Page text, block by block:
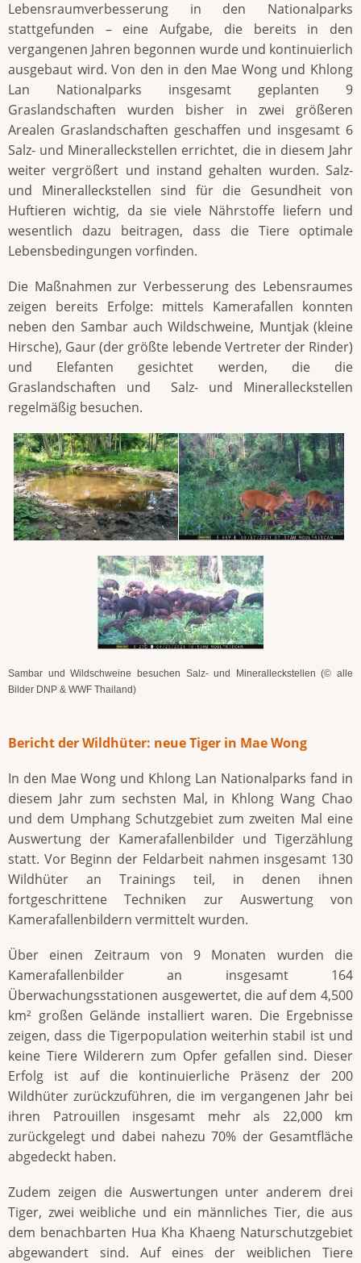
Lebensraumverbesserung in den Nationalparks
stattgefunden – eine Aufgabe, die bereits in den
vergangenen Jahren begonnen wurde und kontinuierlich
ausgebaut wird. Von den in den Mae Wong und Khlong
Lan Nationalparks insgesamt geplanten 9
Graslandschaften wurden bisher in zwei größeren
Arealen Graslandschaften geschaffen und insgesamt 6
Salz- und Mineralleckstellen errichtet, die in diesem Jahr
weiter vergrößert und instand gehalten wurden. Salz-
und Mineralleckstellen sind für die Gesundheit von
Huftieren wichtig, da sie viele Nährstoffe liefern und
wesentlich dazu beitragen, dass die Tiere optimale
Lebensbedingungen vorfinden.
Die Maßnahmen zur Verbesserung des Lebensraumes
zeigen bereits Erfolge: mittels Kamerafallen konnten
neben den Sambar auch Wildschweine, Muntjak (kleine
Hirsche), Gaur (der größte lebende Vertreter der Rinder)
und Elefanten gesichtet werden, die die
Graslandschaften und Salz- und Mineralleckstellen
regelmäßig besuchen.
Sambar und Wildschweine besuchen Salz- und Mineralleckstellen (© alle
Bilder DNP & WWF Thailand)
Bericht der Wildhüter: neue Tiger in Mae Wong
In den Mae Wong und Khlong Lan Nationalparks fand in
diesem Jahr zum sechsten Mal, in Khlong Wang Chao
und dem Umphang Schutzgebiet zum zweiten Mal eine
Auswertung der Kamerafallenbilder und Tigerzählung
statt. Vor Beginn der Feldarbeit nahmen insgesamt 130
Wildhüter an Trainings teil, in denen ihnen
fortgeschrittene Techniken zur Auswertung von
Kamerafallenbildern vermittelt wurden.
Über einen Zeitraum von 9 Monaten wurden die
Kamerafallenbilder an insgesamt 164
Überwachungsstationen ausgewertet, die auf dem 4,500
km² großen Gelände installiert waren. Die Ergebnisse
zeigen, dass die Tigerpopulation weiterhin stabil ist und
keine Tiere Wilderern zum Opfer gefallen sind. Dieser
Erfolg ist auf die kontinuierliche Präsenz der 200
Wildhüter zurückzuführen, die im vergangenen Jahr bei
ihren Patrouillen insgesamt mehr als 22,000 km
zurückgelegt und dabei nahezu 70% der Gesamtfläche
abgedeckt haben.
Zudem zeigen die Auswertungen unter anderem drei
Tiger, zwei weibliche und ein männliches Tier, die aus
dem benachbarten Hua Kha Khaeng Naturschutzgebiet
abgewandert sind. Auf eines der weiblichen Tiere